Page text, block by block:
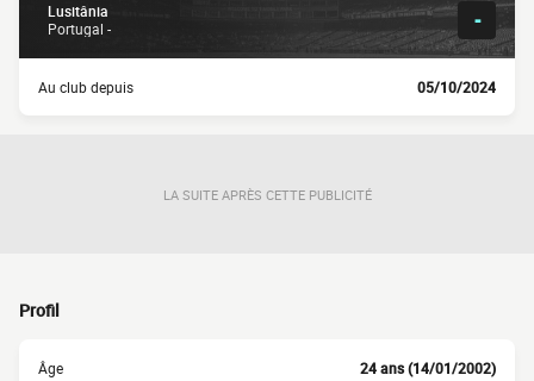
Lusitânia
Portugal -
-
Au club depuis 05/10/2024
LA SUITE APRÈS CETTE PUBLICITÉ
Profil
Âge 24 ans (14/01/2002)